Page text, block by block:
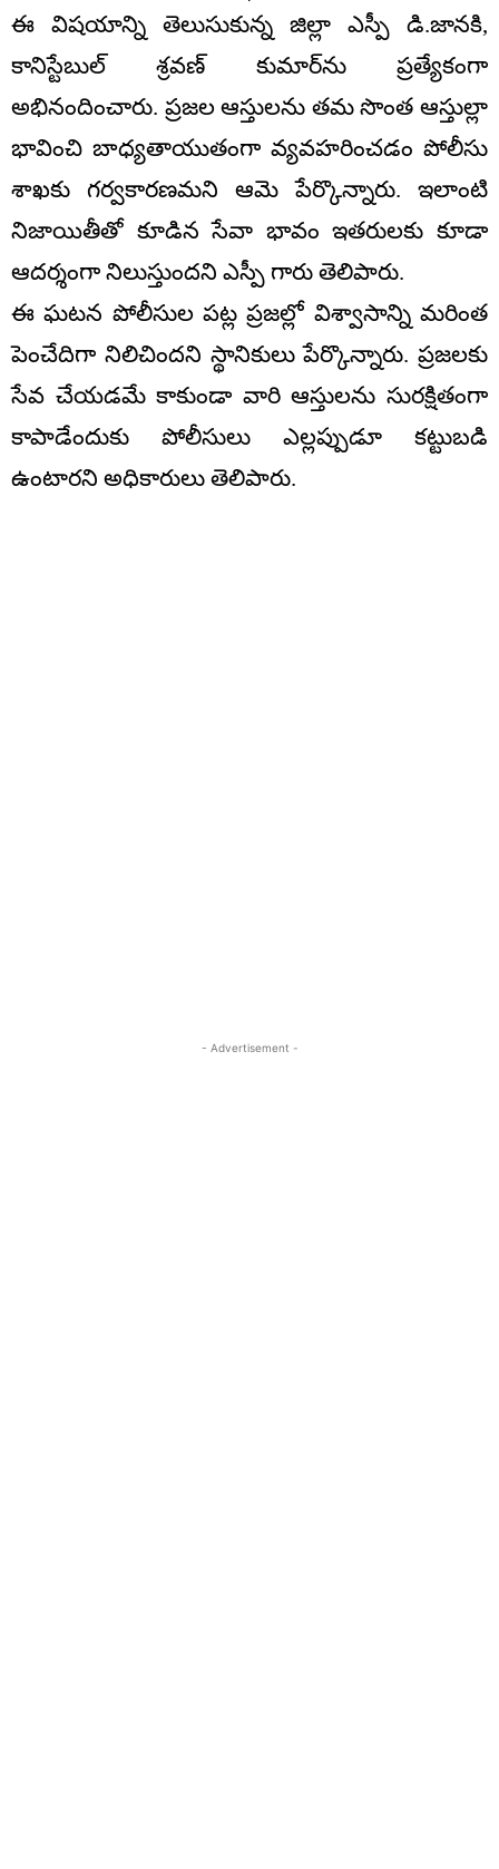
ఈ విషయాన్ని తెలుసుకున్న జిల్లా ఎస్పీ డి.జానకి,
కానిస్టేబుల్ శ్రవణ్ కుమార్‌ను ప్రత్యేకంగా
అభినందించారు. ప్రజల ఆస్తులను తమ సొంత ఆస్తుల్లా
భావించి బాధ్యతాయుతంగా వ్యవహరించడం పోలీసు
శాఖకు గర్వకారణమని ఆమె పేర్కొన్నారు. ఇలాంటి
నిజాయితీతో కూడిన సేవా భావం ఇతరులకు కూడా
ఆదర్శంగా నిలుస్తుందని ఎస్పీ గారు తెలిపారు.
ఈ ఘటన పోలీసుల పట్ల ప్రజల్లో విశ్వాసాన్ని మరింత
పెంచేదిగా నిలిచిందని స్థానికులు పేర్కొన్నారు. ప్రజలకు
సేవ చేయడమే కాకుండా వారి ఆస్తులను సురక్షితంగా
కాపాడేందుకు పోలీసులు ఎల్లప్పుడూ కట్టుబడి
ఉంటారని అధికారులు తెలిపారు.
- Advertisement -